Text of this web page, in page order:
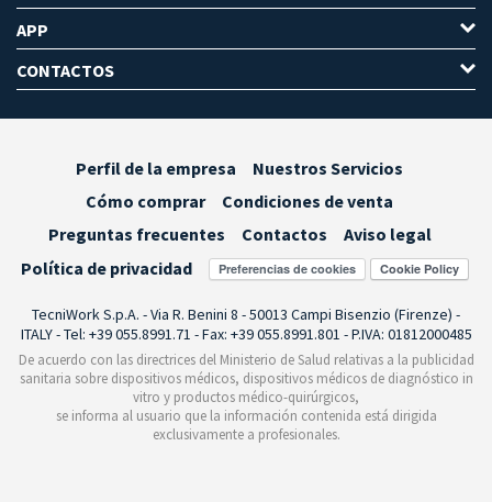
APP
CONTACTOS
Perfil de la empresa
Nuestros Servicios
Cómo comprar
Condiciones de venta
Preguntas frecuentes
Contactos
Aviso legal
Política de privacidad
Preferencias de cookies
TecniWork S.p.A. - Via R. Benini 8 - 50013 Campi Bisenzio (Firenze) -
ITALY - Tel: +39 055.8991.71 - Fax: +39 055.8991.801 - P.IVA: 01812000485
De acuerdo con las directrices del Ministerio de Salud relativas a la publicidad
sanitaria sobre dispositivos médicos, dispositivos médicos de diagnóstico in
vitro y productos médico-quirúrgicos,
se informa al usuario que la información contenida está dirigida
exclusivamente a profesionales.